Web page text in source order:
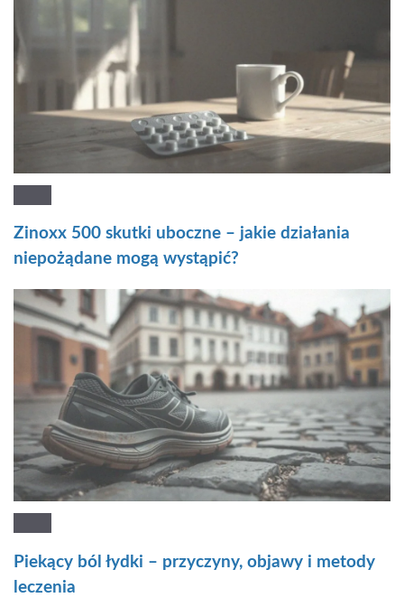
Zinoxx 500 skutki uboczne – jakie działania
niepożądane mogą wystąpić?
Piekący ból łydki – przyczyny, objawy i metody
leczenia